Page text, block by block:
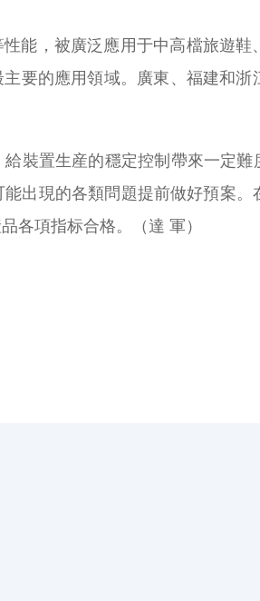
能，被廣泛應用于中高檔旅遊
要的應用領域。廣東、福建和
裝置生産的穩定控制帶來一定
出現的各類問題提前做好預案
産品各項指标合格。（達 軍）